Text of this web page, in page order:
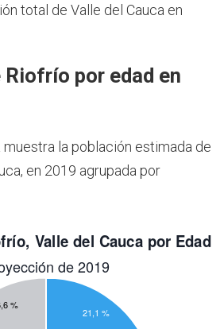
total de Valle del Cauca en
por edad en
la población estimada de
en 2019 agrupada por